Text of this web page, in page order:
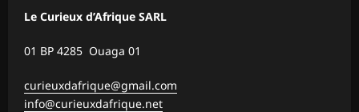
Le Curieux d’Afrique SARL
01 BP 4285 Ouaga 01
curieuxdafrique@gmail.com
info@curieuxdafrique.net